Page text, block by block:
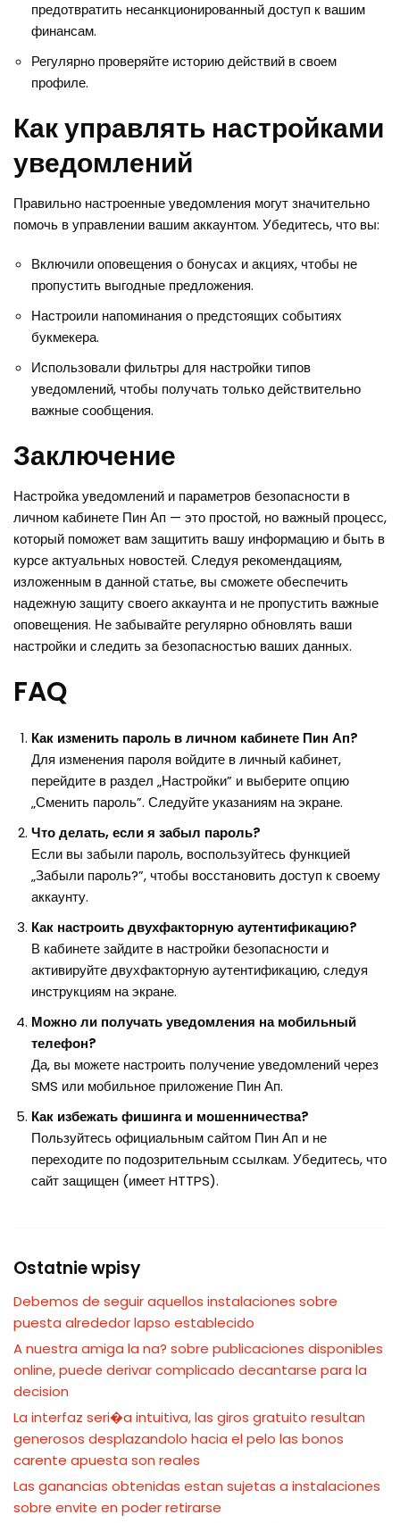
предотвратить несанкционированный доступ к вашим
финансам.
Регулярно проверяйте историю действий в своем
профиле.
Как управлять настройками
уведомлений
Правильно настроенные уведомления могут значительно
помочь в управлении вашим аккаунтом. Убедитесь, что вы:
Включили оповещения о бонусах и акциях, чтобы не
пропустить выгодные предложения.
Настроили напоминания о предстоящих событиях
букмекера.
Использовали фильтры для настройки типов
уведомлений, чтобы получать только действительно
важные сообщения.
Заключение
Настройка уведомлений и параметров безопасности в
личном кабинете Пин Ап — это простой, но важный процесс,
который поможет вам защитить вашу информацию и быть в
курсе актуальных новостей. Следуя рекомендациям,
изложенным в данной статье, вы сможете обеспечить
надежную защиту своего аккаунта и не пропустить важные
оповещения. Не забывайте регулярно обновлять ваши
настройки и следить за безопасностью ваших данных.
FAQ
Как изменить пароль в личном кабинете Пин Ап?
Для изменения пароля войдите в личный кабинет,
перейдите в раздел „Настройки” и выберите опцию
„Сменить пароль”. Следуйте указаниям на экране.
Что делать, если я забыл пароль?
Если вы забыли пароль, воспользуйтесь функцией
„Забыли пароль?”, чтобы восстановить доступ к своему
аккаунту.
Как настроить двухфакторную аутентификацию?
В кабинете зайдите в настройки безопасности и
активируйте двухфакторную аутентификацию, следуя
инструкциям на экране.
Можно ли получать уведомления на мобильный
телефон?
Да, вы можете настроить получение уведомлений через
SMS или мобильное приложение Пин Ап.
Как избежать фишинга и мошенничества?
Пользуйтесь официальным сайтом Пин Ап и не
переходите по подозрительным ссылкам. Убедитесь, что
сайт защищен (имеет HTTPS).
Ostatnie wpisy
Debemos de seguir aquellos instalaciones sobre
puesta alrededor lapso establecido
A nuestra amiga la na? sobre publicaciones disponibles
online, puede derivar complicado decantarse para la
decision
La interfaz seri�a intuitiva, las giros gratuito resultan
generosos desplazandolo hacia el pelo las bonos
carente apuesta son reales
Las ganancias obtenidas estan sujetas a instalaciones
sobre envite en poder retirarse